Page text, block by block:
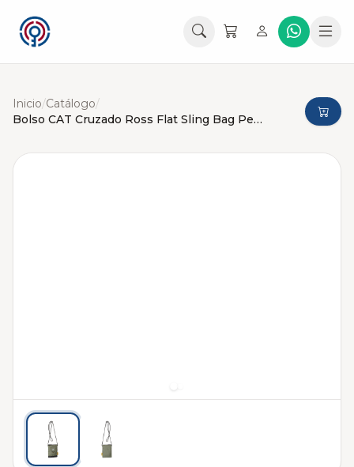
Inicio/Catálogo/
Bolso CAT Cruzado Ross Flat Sling Bag Pequeño